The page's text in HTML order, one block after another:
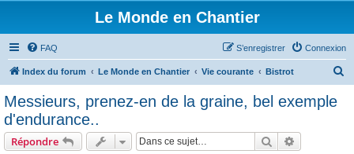
Le Monde en Chantier
FAQ Connexion
S’enregistrer
Index du forum Le Monde en Chantier Vie courante Bistrot
Messieurs, prenez-en de la graine, bel exemple
d'endurance..
Répondre Rechercher